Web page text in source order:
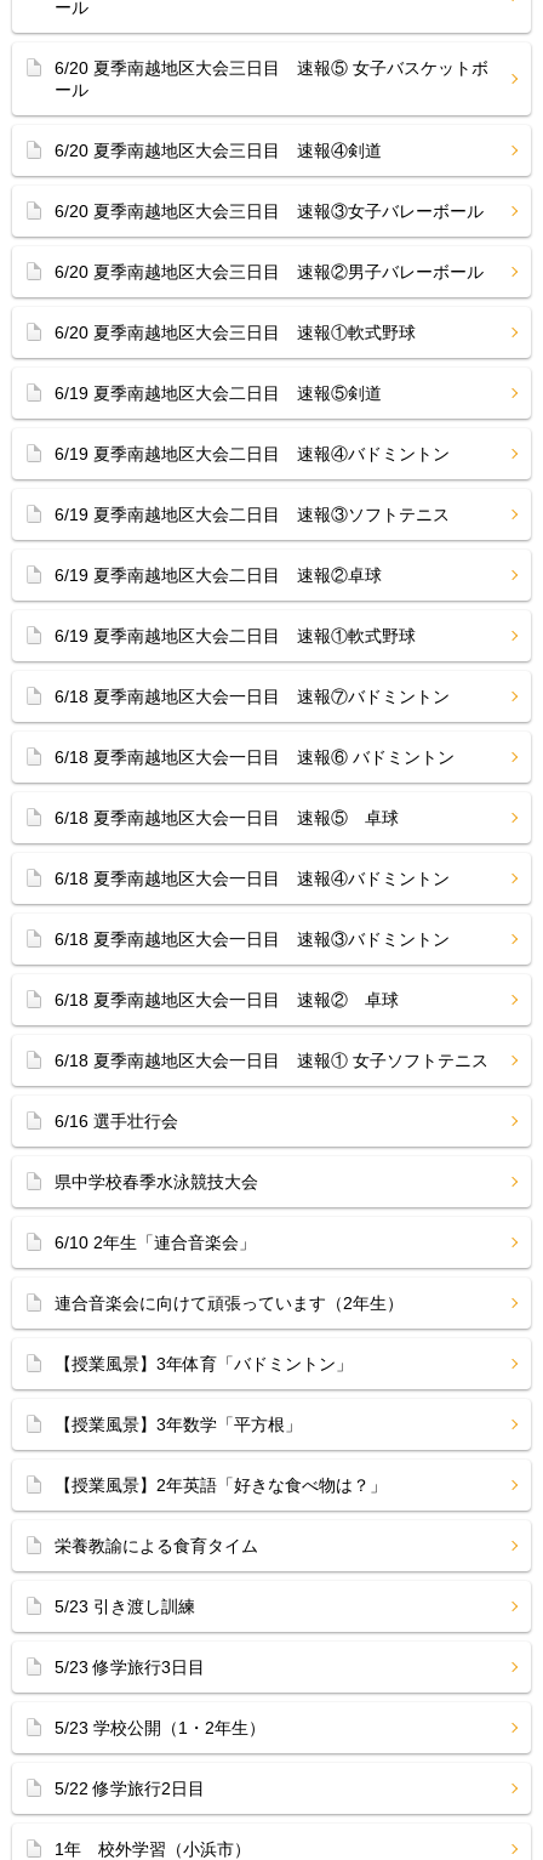
ール
6/20 夏季南越地区大会三日目 速報⑤ 女子バスケットボ
ール
6/20 夏季南越地区大会三日目 速報④剣道
6/20 夏季南越地区大会三日目 速報③女子バレーボール
6/20 夏季南越地区大会三日目 速報②男子バレーボール
6/20 夏季南越地区大会三日目 速報①軟式野球
6/19 夏季南越地区大会二日目 速報⑤剣道
6/19 夏季南越地区大会二日目 速報④バドミントン
6/19 夏季南越地区大会二日目 速報③ソフトテニス
6/19 夏季南越地区大会二日目 速報②卓球
6/19 夏季南越地区大会二日目 速報①軟式野球
6/18 夏季南越地区大会一日目 速報⑦バドミントン
6/18 夏季南越地区大会一日目 速報⑥ バドミントン
6/18 夏季南越地区大会一日目 速報⑤ 卓球
6/18 夏季南越地区大会一日目 速報④バドミントン
6/18 夏季南越地区大会一日目 速報③バドミントン
6/18 夏季南越地区大会一日目 速報② 卓球
6/18 夏季南越地区大会一日目 速報① 女子ソフトテニス
6/16 選手壮行会
県中学校春季水泳競技大会
6/10 2年生「連合音楽会」
連合音楽会に向けて頑張っています（2年生）
【授業風景】3年体育「バドミントン」
【授業風景】3年数学「平方根」
【授業風景】2年英語「好きな食べ物は？」
栄養教諭による食育タイム
5/23 引き渡し訓練
5/23 修学旅行3日目
5/23 学校公開（1・2年生）
5/22 修学旅行2日目
1年 校外学習（小浜市）